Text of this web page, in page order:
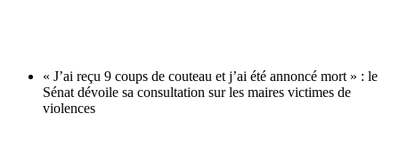
« J’ai reçu 9 coups de couteau et j’ai été annoncé mort » : le
Sénat dévoile sa consultation sur les maires victimes de
violences